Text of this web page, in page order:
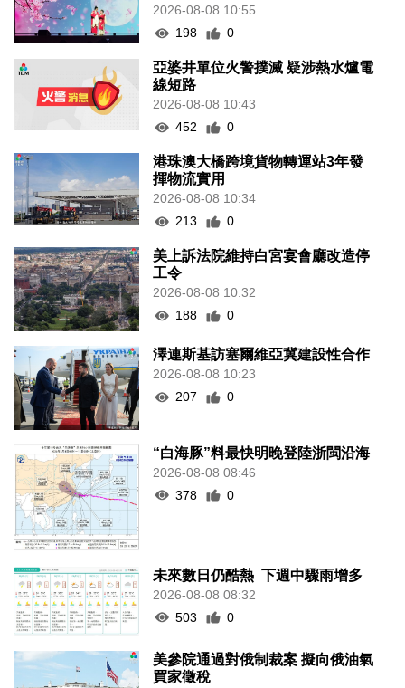
2026-08-08 10:55
198
0
亞婆井單位火警撲滅 疑涉熱水爐電
線短路
2026-08-08 10:43
452
0
港珠澳大橋跨境貨物轉運站3年發
揮物流實用
2026-08-08 10:34
213
0
美上訴法院維持白宮宴會廳改造停
工令
2026-08-08 10:32
188
0
澤連斯基訪塞爾維亞冀建設性合作
2026-08-08 10:23
207
0
“白海豚”料最快明晚登陸浙閩沿海
2026-08-08 08:46
378
0
未來數日仍酷熱 下週中驟雨增多
2026-08-08 08:32
503
0
美參院通過對俄制裁案 擬向俄油氣
買家徵稅